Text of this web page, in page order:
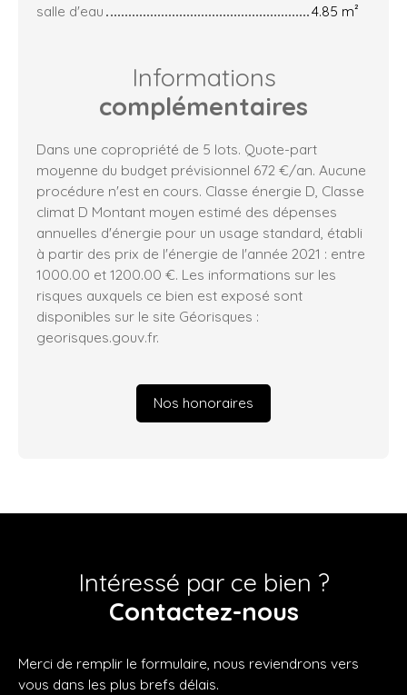
salle d'eau
4.85 m²
Informations
complémentaires
Dans une copropriété de 5 lots. Quote-part
moyenne du budget prévisionnel 672 €/an. Aucune
procédure n'est en cours. Classe énergie D, Classe
climat D Montant moyen estimé des dépenses
annuelles d'énergie pour un usage standard, établi
à partir des prix de l'énergie de l'année 2021 : entre
1000.00 et 1200.00 €. Les informations sur les
risques auxquels ce bien est exposé sont
disponibles sur le site Géorisques :
georisques.gouv.fr.
Nos honoraires
Intéressé par ce bien ?
Contactez-nous
Merci de remplir le formulaire, nous reviendrons vers
vous dans les plus brefs délais.